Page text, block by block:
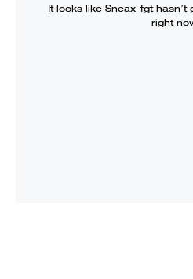
It looks like Sneax_fgthasn’t
right